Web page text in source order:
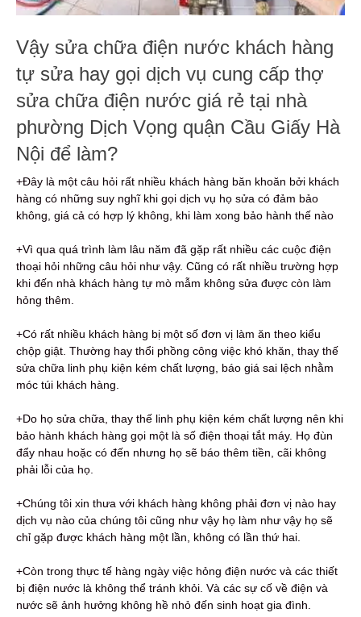
Vậy sửa chữa điện nước khách hàng
tự sửa hay gọi dịch vụ cung cấp thợ
sửa chữa điện nước giá rẻ tại nhà
phường Dịch Vọng quận Cầu Giấy Hà
Nội để làm?
+Đây là một câu hỏi rất nhiều khách hàng băn khoăn bởi khách
hàng có những suy nghĩ khi gọi dịch vụ họ sửa có đảm bảo
không, giá cả có hợp lý không, khi làm xong bảo hành thế nào
+Vì qua quá trình làm lâu năm đã gặp rất nhiều các cuộc điện
thoại hỏi những câu hỏi như vậy. Cũng có rất nhiều trường hợp
khi đến nhà khách hàng tự mò mẫm không sửa được còn làm
hỏng thêm.
+Có rất nhiều khách hàng bị một số đơn vị làm ăn theo kiểu
chộp giật. Thường hay thổi phồng công việc khó khăn, thay thế
sửa chữa linh phụ kiện kém chất lượng, báo giá sai lệch nhằm
móc túi khách hàng.
+Do họ sửa chữa, thay thế linh phụ kiện kém chất lượng nên khi
bảo hành khách hàng gọi một là số điện thoại tắt máy. Họ đùn
đẩy nhau hoặc có đến nhưng họ sẽ báo thêm tiền, cãi không
phải lỗi của họ.
+Chúng tôi xin thưa với khách hàng không phải đơn vị nào hay
dịch vụ nào của chúng tôi cũng như vậy họ làm như vậy họ sẽ
chỉ gặp được khách hàng một lần, không có lần thứ hai.
+Còn trong thực tế hàng ngày việc hỏng điện nước và các thiết
bị điện nước là không thể tránh khỏi. Và các sự cố về điện và
nước sẽ ảnh hưởng không hề nhỏ đến sinh hoạt gia đình.